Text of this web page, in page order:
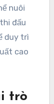
nuôi
đấu
duy trì
cao
trò